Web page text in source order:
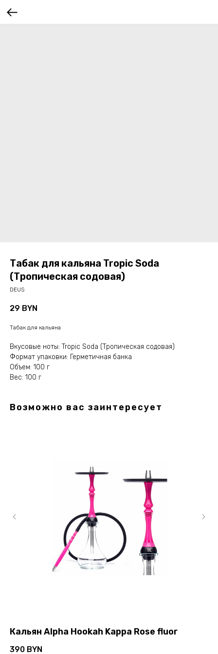
Табак для кальяна Tropic Soda
(Тропическая содовая)
DEUS
29 BYN
Табак для кальяна
Вкусовые ноты: Tropic Soda (Тропическая содовая)
Формат упаковки: Герметичная банка
Объем: 100 г
Вес: 100 г
Возможно вас заинтересует
Кальян Alpha Hookah Kappa Rose fluor
390 BYN